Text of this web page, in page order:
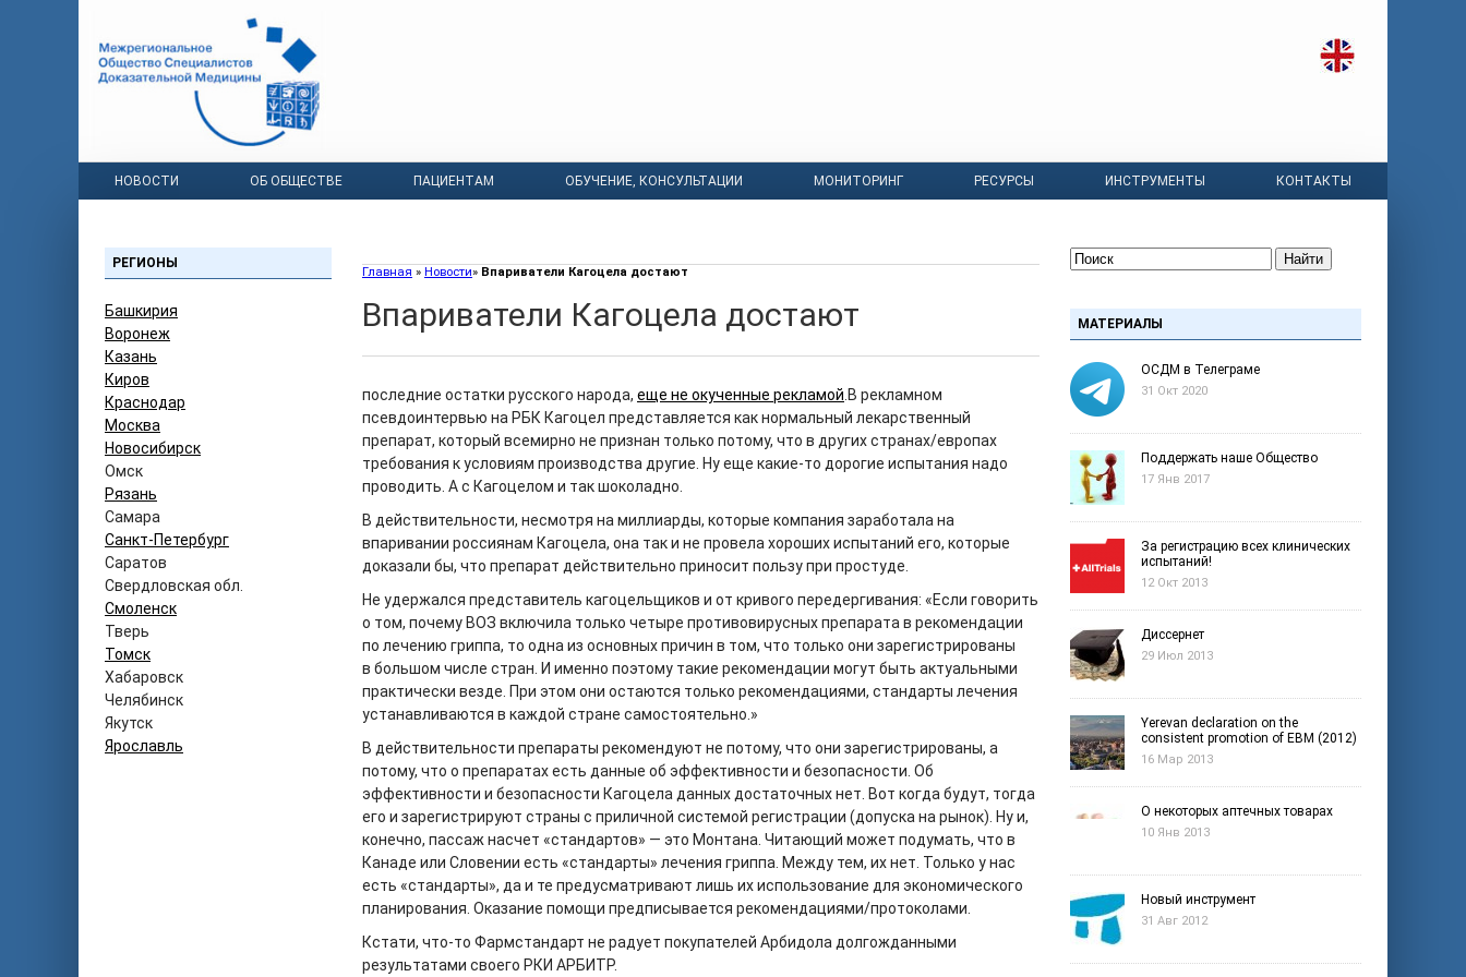
НОВОСТИ ОБ ОБЩЕСТВЕ ПАЦИЕНТАМ ОБУЧЕНИЕ, КОНСУЛЬТАЦИИ МОНИТОРИНГ РЕСУРСЫ ИНСТРУМЕНТЫ КОНТАКТЫ
РЕГИОНЫ
Башкирия
Воронеж
Казань
Киров
Краснодар
Москва
Новосибирск
Омск
Рязань
Самара
Санкт-Петербург
Саратов
Свердловская обл.
Смоленск
Тверь
Томск
Хабаровск
Челябинск
Якутск
Ярославль
Главная » Новости» Впариватели Кагоцела достают
Впариватели Кагоцела достают
последние остатки русского народа, еще не окученные рекламой В рекламном
псевдоинтервью на РБК Кагоцел представляется как нормальный лекарственный
препарат, который всемирно не признан только потому, что в других странах/европах
требования к условиям производства другие. Ну еще какие-то дорогие испытания надо
проводить. А с Кагоцелом и так шоколадно.
В действительности, несмотря на миллиарды, которые компания заработала на
впаривании россиянам Кагоцела, она так и не провела хороших испытаний его, которые
доказали бы, что препарат действительно приносит пользу при простуде.
Не удержался представитель кагоцельщиков и от кривого передергивания: «Если говорить
о том, почему ВОЗ включила только четыре противовирусных препарата в рекомендации
по лечению гриппа, то одна из основных причин в том, что только они зарегистрированы
в большом числе стран. И именно поэтому такие рекомендации могут быть актуальными
практически везде. При этом они остаются только рекомендациями, стандарты лечения
устанавливаются в каждой стране самостоятельно.»
В действительности препараты рекомендуют не потому, что они зарегистрированы, а
потому, что о препаратах есть данные об эффективности и безопасности. Об
эффективности и безопасности Кагоцела данных достаточных нет. Вот когда будут, тогда
его и зарегистрируют страны с приличной системой регистрации (допуска на рынок). Ну и,
конечно, пассаж насчет «стандартов» — это Монтана. Читающий может подумать, что в
Канаде или Словении есть «стандарты» лечения гриппа. Между тем, их нет. Только у нас
есть «стандарты», да и те предусматривают лишь их использование для экономического
планирования. Оказание помощи предписывается рекомендациями/протоколами.
Кстати, что-то Фармстандарт не радует покупателей Арбидола долгожданными
результатами своего РКИ АРБИТР.
Найти
МАТЕРИАЛЫ
ОСДМ в Телеграме
31 Окт 2020
Поддержать наше Общество
17 Янв 2017
За регистрацию всех клинических
испытаний!
12 Окт 2013
Диссернет
29 Июл 2013
Yerevan declaration on the
consistent promotion of EBM (2012)
16 Мар 2013
О некоторых аптечных товарах
10 Янв 2013
Новый инструмент
31 Авг 2012